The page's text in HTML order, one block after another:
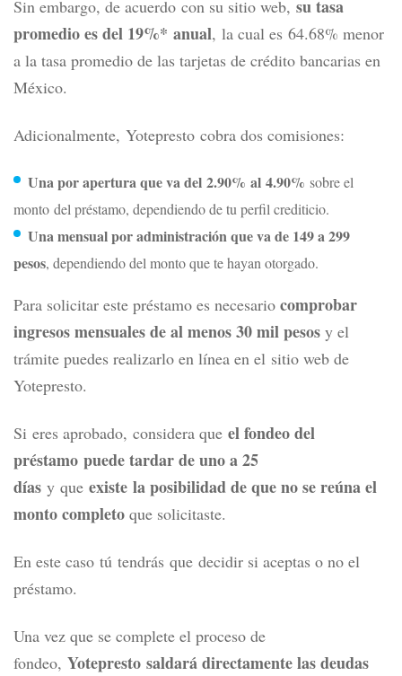
Sin embargo, de acuerdo con su sitio web, su tasa
promedio es del 19%* anual, la cual es 64.68% menor
a la tasa promedio de las tarjetas de crédito bancarias en
México.
Adicionalmente, Yotepresto cobra dos comisiones:
Una por apertura que va del 2.90% al 4.90% sobre el
monto del préstamo, dependiendo de tu perfil crediticio.
Una mensual por administración que va de 149 a 299
pesos, dependiendo del monto que te hayan otorgado.
Para solicitar este préstamo es necesario comprobar
ingresos mensuales de al menos 30 mil pesos y el
trámite puedes realizarlo en línea en el sitio web de
Yotepresto.
Si eres aprobado, considera que el fondeo del
préstamo puede tardar de uno a 25
días y que existe la posibilidad de que no se reúna el
monto completo que solicitaste.
En este caso tú tendrás que decidir si aceptas o no el
préstamo.
Una vez que se complete el proceso de
fondeo, Yotepresto saldará directamente las deudas